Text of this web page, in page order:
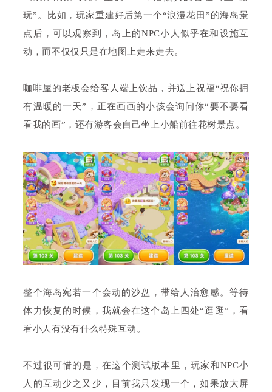
玩”。比如，玩家重建好后第一个“浪漫花田”的海岛景
点后，可以观察到，岛上的NPC小人似乎在和设施互
动，而不仅仅只是在地图上走来走去。
咖啡屋的老板会给客人端上饮品，并送上祝福“祝你拥
有温暖的一天”，正在画画的小孩会询问你“要不要看
看我的画”，还有游客会自己坐上小船前往花树景点。
整个海岛宛若一个会动的沙盘，带给人治愈感。等待
体力恢复的时候，我就会在这个岛上四处“逛逛”，看
看小人有没有什么特殊互动。
不过很可惜的是，在这个测试版本里，玩家和NPC小
人的互动少之又少，目前我只发现一个，如果放大屏